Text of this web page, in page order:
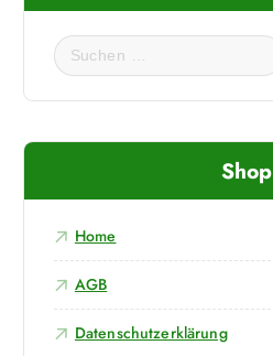
S
u
c
e
n
c
h
Shop
Home
AGB
Datenschutzerklärung